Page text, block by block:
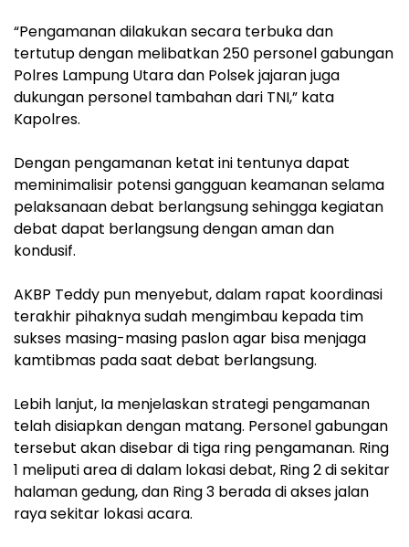
“Pengamanan dilakukan secara terbuka dan
tertutup dengan melibatkan 250 personel gabungan
Polres Lampung Utara dan Polsek jajaran juga
dukungan personel tambahan dari TNI,” kata
Kapolres.
Dengan pengamanan ketat ini tentunya dapat
meminimalisir potensi gangguan keamanan selama
pelaksanaan debat berlangsung sehingga kegiatan
debat dapat berlangsung dengan aman dan
kondusif.
AKBP Teddy pun menyebut, dalam rapat koordinasi
terakhir pihaknya sudah mengimbau kepada tim
sukses masing-masing paslon agar bisa menjaga
kamtibmas pada saat debat berlangsung.
Lebih lanjut, Ia menjelaskan strategi pengamanan
telah disiapkan dengan matang. Personel gabungan
tersebut akan disebar di tiga ring pengamanan. Ring
1 meliputi area di dalam lokasi debat, Ring 2 di sekitar
halaman gedung, dan Ring 3 berada di akses jalan
raya sekitar lokasi acara.